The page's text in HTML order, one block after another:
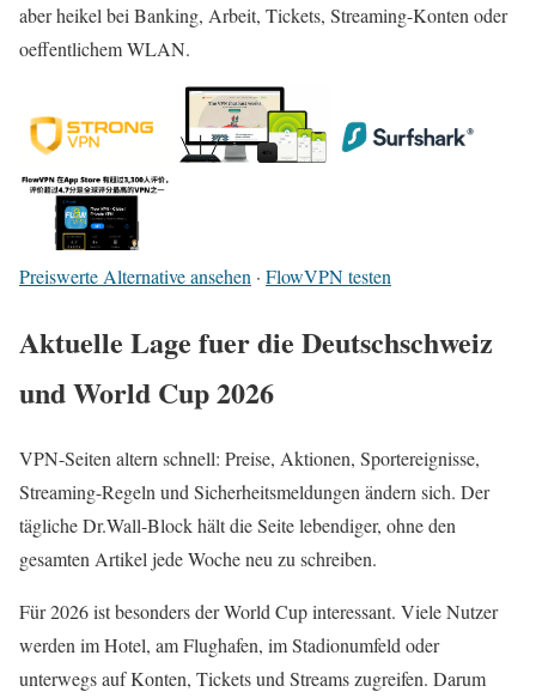
aber heikel bei Banking, Arbeit, Tickets, Streaming-Konten oder
oeffentlichem WLAN.
Preiswerte Alternative ansehen · FlowVPN testen
Aktuelle Lage fuer die Deutschschweiz
und World Cup 2026
VPN-Seiten altern schnell: Preise, Aktionen, Sportereignisse,
Streaming-Regeln und Sicherheitsmeldungen ändern sich. Der
tägliche Dr.Wall-Block hält die Seite lebendiger, ohne den
gesamten Artikel jede Woche neu zu schreiben.
Für 2026 ist besonders der World Cup interessant. Viele Nutzer
werden im Hotel, am Flughafen, im Stadionumfeld oder
unterwegs auf Konten, Tickets und Streams zugreifen. Darum